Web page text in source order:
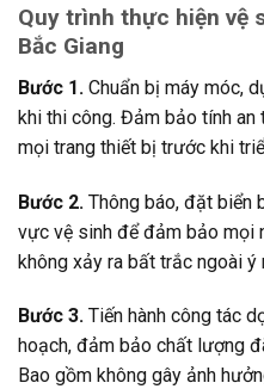
Quy trình thực hiện vệ
Bắc Giang
Bước 1. Chuẩn bị máy móc,
khi thi công. Đảm bảo tính an
mọi trang thiết bị trước khi
Bước 2. Thông báo, đặt biển
vực vệ sinh để đảm bảo mọi
không xảy ra bất trắc ngoài ý
Bước 3. Tiến hành công tác
hoạch, đảm bảo chất lượng
Bao gồm không gây ảnh